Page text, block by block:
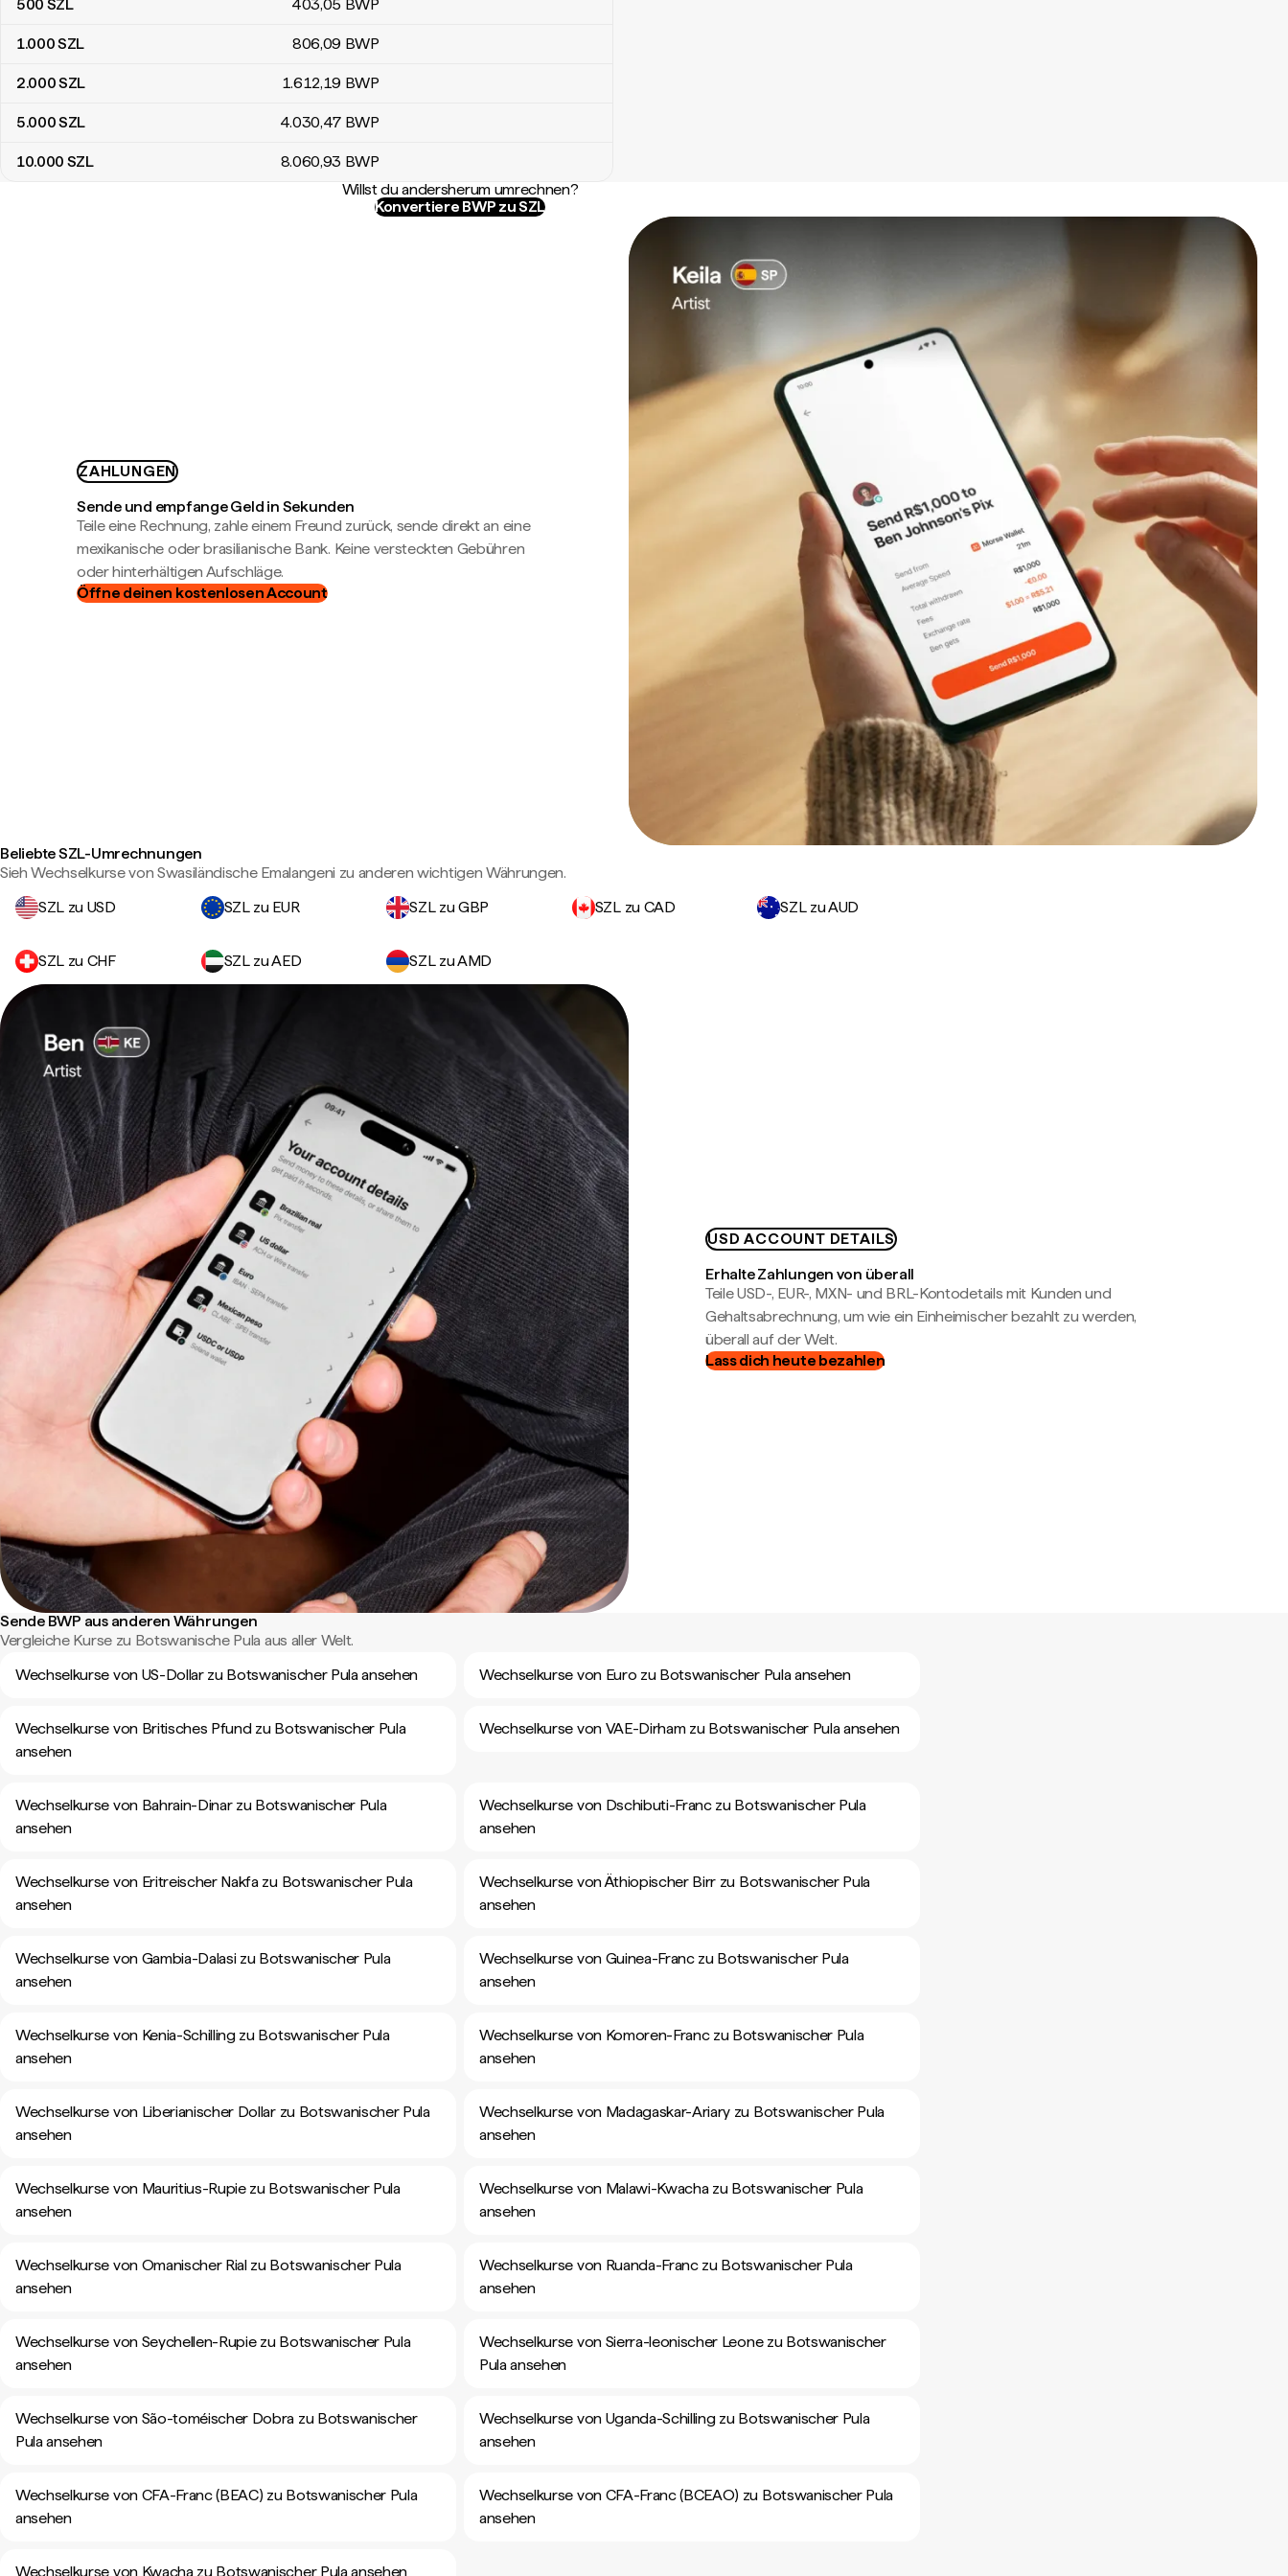
500 SZL 403,05 BWP
1.000SZL 806,09 BWP
2.000SZL 1.612,19 BWP
5.000SZL 4.030,47 BWP
10.000 SZL 8.060,93 BWP
Willst du andersherum umrechnen?
Konvertiere BWP zu SZL
ZAHLUNGEN
Sende und empfange Geld in Sekunden
Teile eine Rechnung, zahle einem Freund zurück, sende direkt an eine
mexikanische oder brasilianische Bank. Keine versteckten Gebühren
oder hinterhältigen Aufschläge.
Öffne deinen kostenlosen Account
Beliebte SZL-Umrechnungen
Sieh Wechselkurse von Swasiländische Emalangeni zu anderen wichtigen Währungen.
SZL zu USD
SZL zu EUR SZL zu GBP SZL zu CAD SZL zu AUD
SZL zu CHF SZL zu AED SZL zu AMD
USD ACCOUNT DETAILS
Erhalte Zahlungen von überall
Teile USD-, EUR-, MXN- und BRL-Kontodetails mit Kunden und
Gehaltsabrechnung, um wie ein Einheimischer bezahlt zu werden,
überall auf der Welt.
Lass dich heute bezahlen
Sende BWP aus anderen Währungen
Vergleiche Kurse zu Botswanische Pula aus aller Welt.
Wechselkurse von US-Dollar zu Botswanischer Pula ansehen
Wechselkurse von Euro zu Botswanischer Pula ansehen
Wechselkurse von Britisches Pfund zu Botswanischer Pula
ansehen
Wechselkurse von VAE-Dirham zu Botswanischer Pula ansehen
Wechselkurse von Bahrain-Dinar zu Botswanischer Pula
ansehen
Wechselkurse von Dschibuti-Franc zu Botswanischer Pula
ansehen
Wechselkurse von Eritreischer Nakfa zu Botswanischer Pula
ansehen
Wechselkurse von Äthiopischer Birr zu Botswanischer Pula
ansehen
Wechselkurse von Gambia-Dalasi zu Botswanischer Pula
ansehen
Wechselkurse von Guinea-Franc zu Botswanischer Pula
ansehen
Wechselkurse von Kenia-Schilling zu Botswanischer Pula
ansehen
Wechselkurse von Komoren-Franc zu Botswanischer Pula
ansehen
Wechselkurse von Liberianischer Dollar zu Botswanischer Pula
ansehen
Wechselkurse von Madagaskar-Ariary zu Botswanischer Pula
ansehen
Wechselkurse von Mauritius-Rupie zu Botswanischer Pula
ansehen
Wechselkurse von Malawi-Kwacha zu Botswanischer Pula
ansehen
Wechselkurse von Omanischer Rial zu Botswanischer Pula
ansehen
Wechselkurse von Ruanda-Franc zu Botswanischer Pula
ansehen
Wechselkurse von Seychellen-Rupie zu Botswanischer Pula
ansehen
Wechselkurse von Sierra-leonischer Leone zu Botswanischer
Pula ansehen
Wechselkurse von São-toméischer Dobra zu Botswanischer
Pula ansehen
Wechselkurse von Uganda-Schilling zu Botswanischer Pula
ansehen
Wechselkurse von CFA-Franc (BEAC) zu Botswanischer Pula
ansehen
Wechselkurse von CFA-Franc (BCEAO) zu Botswanischer Pula
ansehen
Wechselkurse von Kwacha zu Botswanischer Pula ansehen